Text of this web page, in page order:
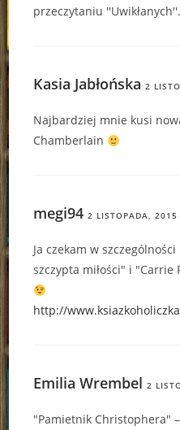
przeczytaniu ''Uwikłanych''.
Kasia Jabłońska 2
Najbardziej mnie kusi
Chamberlain
megi94 2 LISTOPADA, 2015
Ja czekam w
szczypta miłości" i
http://
Emilia Wrembel 2
"Pamietnik Christophera"